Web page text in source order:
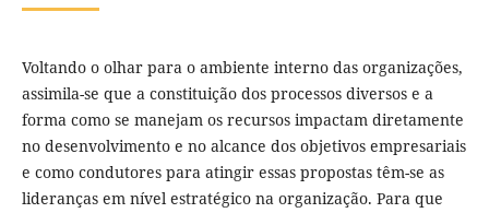
Voltando o olhar para o ambiente interno das organizações,
assimila-se que a constituição dos processos diversos e a
forma como se manejam os recursos impactam diretamente
no desenvolvimento e no alcance dos objetivos empresariais
e como condutores para atingir essas propostas têm-se as
lideranças em nível estratégico na organização. Para que